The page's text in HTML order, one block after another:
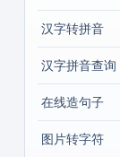
汉字转拼音
汉字拼音查询
在线造句子
图片转字符